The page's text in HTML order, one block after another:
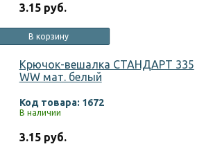
3.15 руб.
В корзину
Крючок-вешалка СТАНДАРТ 335
WW мат. белый
Код товара: 1672
В наличии
3.15 руб.